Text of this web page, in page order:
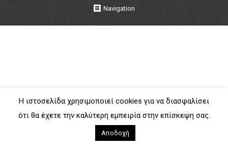
Navigation
Η ιστοσελίδα χρησιμοποιεί cookies για να διασφαλίσει
ότι θα έχετε την καλύτερη εμπειρία στην επίσκεψη σας.
Αποδοχή